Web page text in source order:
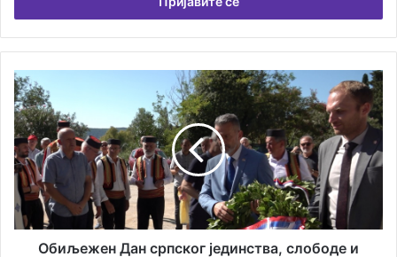
и
т
В
а
ш
у
е
м
а
и
л
O
б
и
љ
е
ж
е
н
Д
Oбиљежен Дан српског јединства, слободе и